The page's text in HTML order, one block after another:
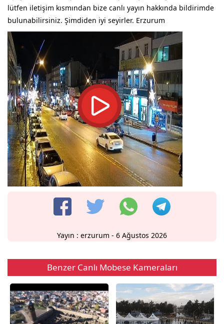
lütfen iletişim kısmından bize canlı yayın hakkında bildirimde
bulunabilirsiniz. Şimdiden iyi seyirler. Erzurum
Yayın : erzurum - 6 Ağustos 2026
Benzer Canlı Mobese Kameraları